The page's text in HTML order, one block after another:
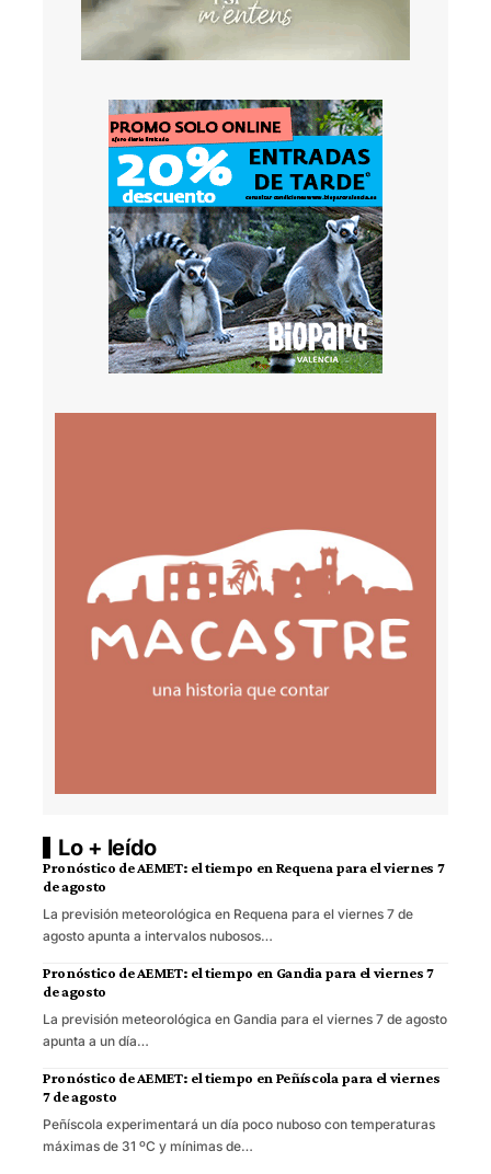
Lo + leído
Pronóstico de AEMET: el tiempo en Requena para el viernes 7
de agosto
La previsión meteorológica en Requena para el viernes 7 de
agosto apunta a intervalos nubosos…
Pronóstico de AEMET: el tiempo en Gandia para el viernes 7
de agosto
La previsión meteorológica en Gandia para el viernes 7 de agosto
apunta a un día…
Pronóstico de AEMET: el tiempo en Peñíscola para el viernes
7 de agosto
Peñíscola experimentará un día poco nuboso con temperaturas
máximas de 31 ºC y mínimas de…